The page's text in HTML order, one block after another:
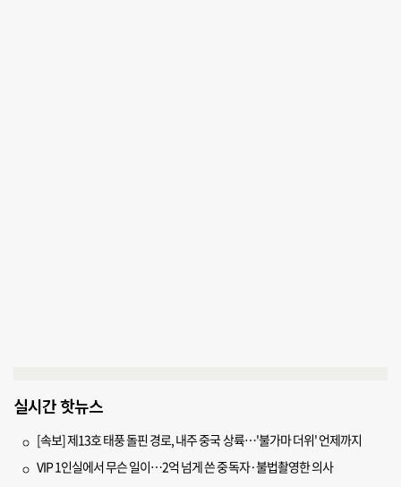
실시간 핫뉴스
[속보] 제13호 태풍 돌핀 경로, 내주 중국 상륙…'불가마 더위' 언제까지
VIP 1인실에서 무슨 일이…2억 넘게 쓴 중독자·불법촬영한 의사